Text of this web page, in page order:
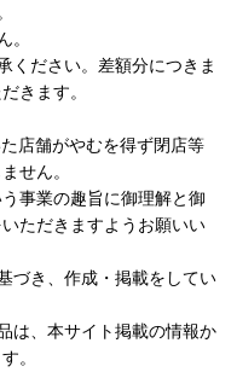
。
ください。差額分につきま
きます。
店舗がやむを得ず閉店等
せん。
事業の趣旨に御理解と御
ただきますようお願いい
づき、作成・掲載をしてい
は、本サイト掲載の情報か
。